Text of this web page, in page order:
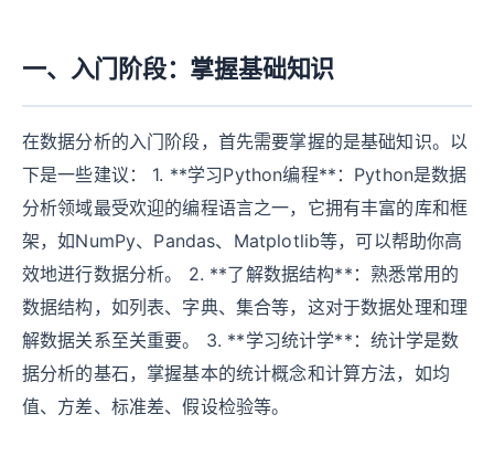
一、入门阶段：掌握基础知识
在数据分析的入门阶段，首先需要掌握的是基础知识。以
下是一些建议： 1. **学习Python编程**：Python是数据
分析领域最受欢迎的编程语言之一，它拥有丰富的库和框
架，如NumPy、Pandas、Matplotlib等，可以帮助你高
效地进行数据分析。 2. **了解数据结构**：熟悉常用的
数据结构，如列表、字典、集合等，这对于数据处理和理
解数据关系至关重要。 3. **学习统计学**：统计学是数
据分析的基石，掌握基本的统计概念和计算方法，如均
值、方差、标准差、假设检验等。